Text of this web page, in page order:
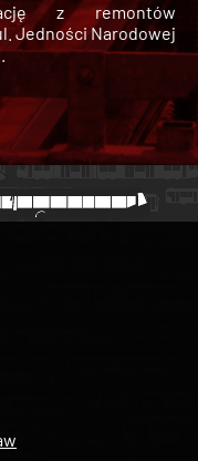
z remontów
Jedności Narodowej